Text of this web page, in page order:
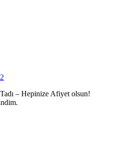
– Hepinize Afiyet olsun!